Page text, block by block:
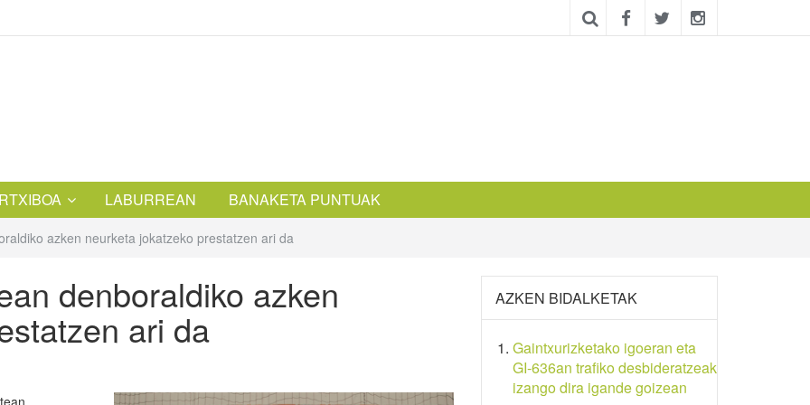
LABURREAN BANAKETA PUNTUAK
azken neurketa jokatzeko prestatzen ari da
denboraldiko azken
ari da
AZKEN BIDALKETAK
Gaintxurizketako igoeran eta
GI-636an trafiko desbideratzeak
izango dira igande goizean